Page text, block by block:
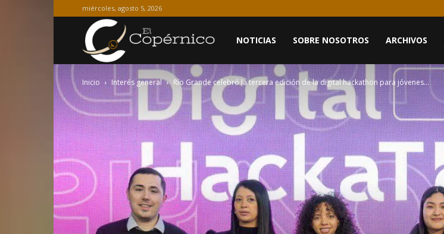
miércoles, agosto 5, 2026
Copérnico
NOTICIAS SOBRE NOSOTROS ARCHIVOS
Inicio Interés general Río Grande celebró la tercera edición de la digital hackathon para jóvenes...